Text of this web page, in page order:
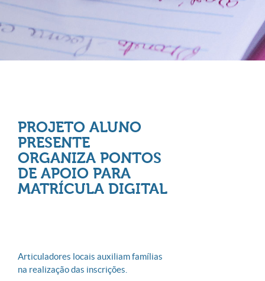
PROJETO ALUNO
PRESENTE
ORGANIZA PONTOS
DE APOIO PARA
MATRÍCULA DIGITAL
Articuladores locais auxiliam famílias
na realização das inscrições.